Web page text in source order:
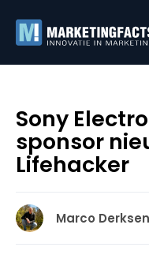
Sony
sponsor
Lifehacker
Marco Derksen